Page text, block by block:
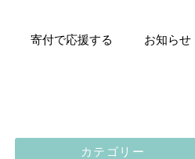
寄付で応援する お知らせ
カテゴリー